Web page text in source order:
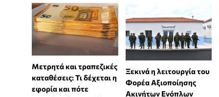
Μετρητά και τραπεζικές
καταθέσεις: Τι δέχεται η
εφορία και πότε
Ξεκινά η λειτουργία του
Φορέα Αξιοποίησης
Ακινήτων Ενόπλων